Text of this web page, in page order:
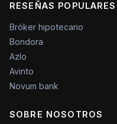
RESEÑAS POPULARES
Bróker hipotecario
Bondora
Azlo
Avinto
Novum bank
SOBRE NOSOTROS